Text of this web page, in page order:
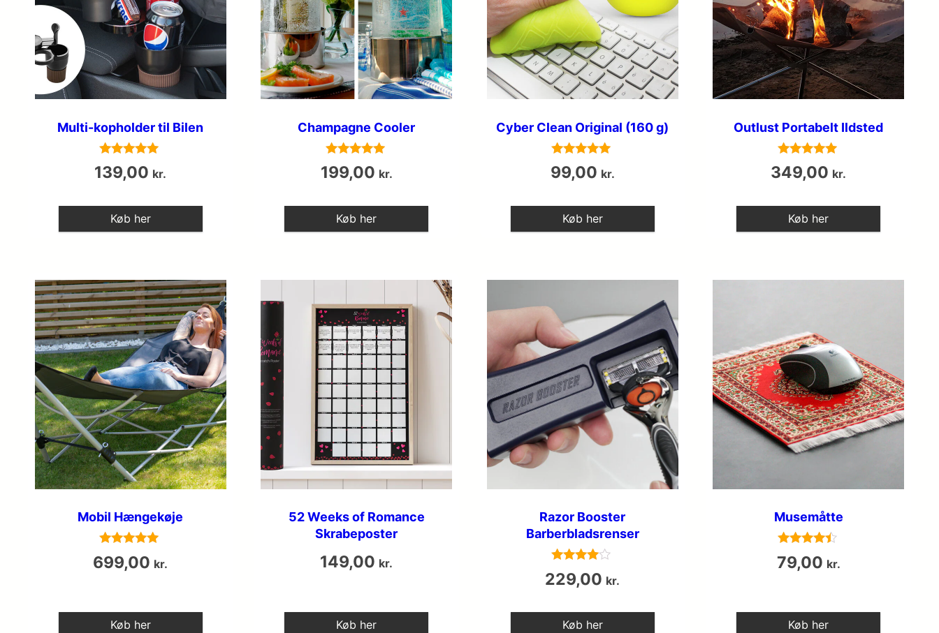
Multi-kopholder til Bilen
Vurderet
5
139,00 kr.
Køb her
Champagne Cooler
Vurderet
5
199,00 kr.
Køb her
Cyber Clean Original (160 g)
Vurderet
5
99,00 kr.
Køb her
Outlust Portabelt Ildsted
Vurderet
5
349,00 kr.
Køb her
Mobil Hængekøje
Vurderet
4.9
699,00 kr.
Køb her
52 Weeks of Romance
Skrabeposter
149,00 kr.
Køb her
Razor Booster
Barberbladsrenser
Vurderet
3.8
229,00 kr.
Køb her
Musemåtte
Vurderet
4.3
79,00 kr.
Køb her